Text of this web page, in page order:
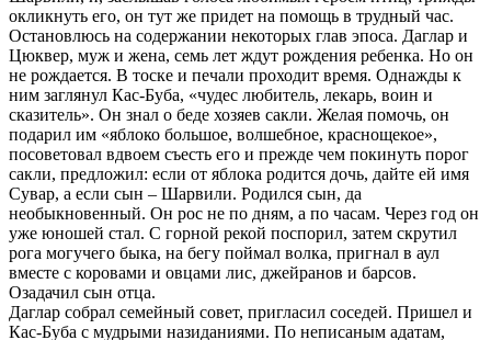
окликнуть его, он тут же придет на помощь в трудный час.
Остановлюсь на содержании некоторых глав эпоса. Даглар и
Цюквер, муж и жена, семь лет ждут рождения ребенка. Но он
не рождается. В тоске и печали проходит время. Однажды к
ним заглянул Кас-Буба, «чудес любитель, лекарь, воин и
сказитель». Он знал о беде хозяев сакли. Желая помочь, он
подарил им «яблоко большое, волшебное, краснощекое»,
посоветовал вдвоем съесть его и прежде чем покинуть порог
сакли, предложил: если от яблока родится дочь, дайте ей имя
Сувар, а если сын – Шарвили. Родился сын, да
необыкновенный. Он рос не по дням, а по часам. Через год он
уже юношей стал. С горной рекой поспорил, затем скрутил
рога могучего быка, на бегу поймал волка, пригнал в аул
вместе с коровами и овцами лис, джейранов и барсов.
Озадачил сын отца.
Даглар собрал семейный совет, пригласил соседей. Пришел и
Кас-Буба с мудрыми назиданиями. По неписаным адатам,